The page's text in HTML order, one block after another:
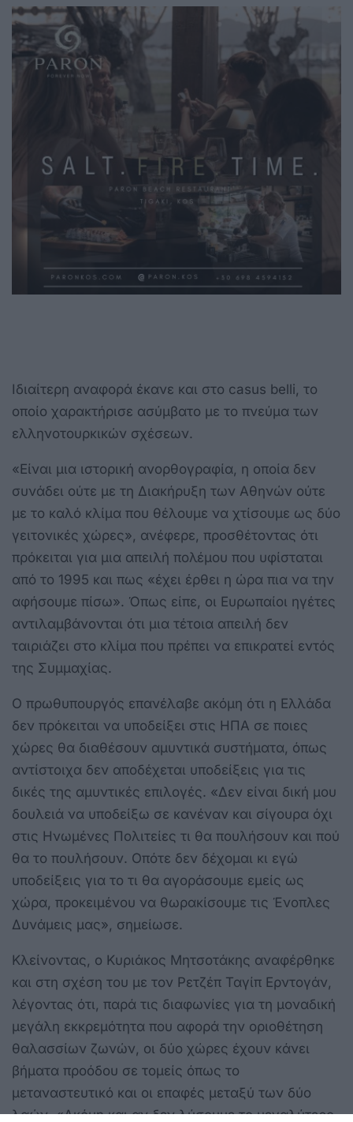
Ιδιαίτερη αναφορά έκανε και στο casus belli, το
οποίο χαρακτήρισε ασύμβατο με το πνεύμα των
ελληνοτουρκικών σχέσεων.
«Είναι μια ιστορική ανορθογραφία, η οποία δεν
συνάδει ούτε με τη Διακήρυξη των Αθηνών ούτε
με το καλό κλίμα που θέλουμε να χτίσουμε ως δύο
γειτονικές χώρες», ανέφερε, προσθέτοντας ότι
πρόκειται για μια απειλή πολέμου που υφίσταται
από το 1995 και πως «έχει έρθει η ώρα πια να την
αφήσουμε πίσω». Όπως είπε, οι Ευρωπαίοι ηγέτες
αντιλαμβάνονται ότι μια τέτοια απειλή δεν
ταιριάζει στο κλίμα που πρέπει να επικρατεί εντός
της Συμμαχίας.
Ο πρωθυπουργός επανέλαβε ακόμη ότι η Ελλάδα
δεν πρόκειται να υποδείξει στις ΗΠΑ σε ποιες
χώρες θα διαθέσουν αμυντικά συστήματα, όπως
αντίστοιχα δεν αποδέχεται υποδείξεις για τις
δικές της αμυντικές επιλογές. «Δεν είναι δική μου
δουλειά να υποδείξω σε κανέναν και σίγουρα όχι
στις Ηνωμένες Πολιτείες τι θα πουλήσουν και πού
θα το πουλήσουν. Οπότε δεν δέχομαι κι εγώ
υποδείξεις για το τι θα αγοράσουμε εμείς ως
χώρα, προκειμένου να θωρακίσουμε τις Ένοπλες
Δυνάμεις μας», σημείωσε.
Κλείνοντας, ο Κυριάκος Μητσοτάκης αναφέρθηκε
και στη σχέση του με τον Ρετζέπ Ταγίπ Ερντογάν,
λέγοντας ότι, παρά τις διαφωνίες για τη μοναδική
μεγάλη εκκρεμότητα που αφορά την οριοθέτηση
θαλασσίων ζωνών, οι δύο χώρες έχουν κάνει
βήματα προόδου σε τομείς όπως το
μεταναστευτικό και οι επαφές μεταξύ των δύο
λαών. «Ακόμη και αν δεν λύσουμε το μεγαλύτερο